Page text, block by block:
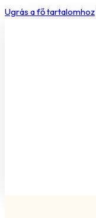
Ugrás a fő tartalomhoz